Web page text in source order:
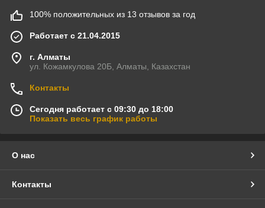
100% положительных из 13 отзывов за год
Работает с 21.04.2015
г. Алматы
ул. Кожамкулова 20Б, Алматы, Казахстан
Контакты
Сегодня работает с 09:30 до 18:00
Показать весь график работы
О нас
Контакты